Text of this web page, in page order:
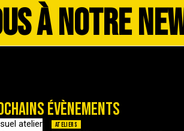
À NOTRE
ÉVÈNEMENTS
Ateliers